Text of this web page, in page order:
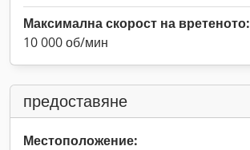
Максимална скорост на вретеното:
10 000 об/мин
предоставяне
Местоположение: